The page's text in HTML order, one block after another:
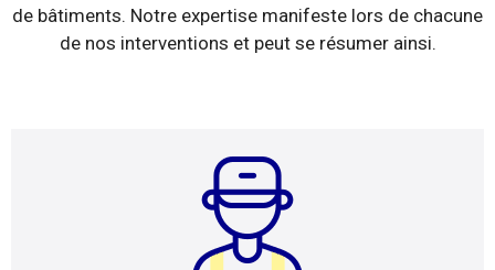
de bâtiments. Notre expertise manifeste lors de chacune
de nos interventions et peut se résumer ainsi.